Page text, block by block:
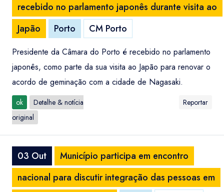
recebido no parlamento japonês durante visita ao
Japão
Porto CM Porto
Presidente da Câmara do Porto é recebido no parlamento
japonês, como parte da sua visita ao Japão para renovar o
acordo de geminação com a cidade de Nagasaki.
ok
Detalhe & notícia
original
Reportar
03 Out
Município participa em encontro
nacional para discutir integração das pessoas em